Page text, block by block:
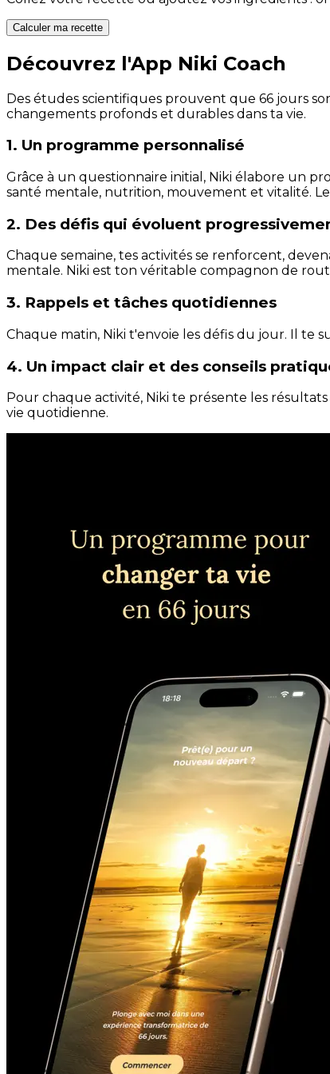
Calculer ma recette
Découvrez l'App Niki Coach
Des études scientifiques prouvent que 66 jours
changements profonds et durables dans ta vie.
1. Un programme personnalisé
Grâce à un questionnaire initial, Niki élabore un
santé mentale, nutrition, mouvement et vitalité.
2. Des défis qui évoluent
Chaque semaine, tes activités se renforcent,
mentale. Niki est ton véritable compagnon de
3. Rappels et tâches quotidiennes
Chaque matin, Niki t'envoie les défis du jour. Il te
4. Un impact clair et des conseils
Pour chaque activité, Niki te présente les
vie quotidienne.